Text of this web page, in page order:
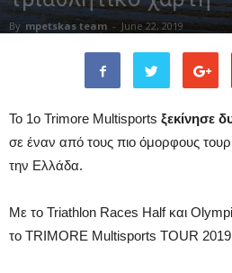
By mpetskas team - June 22, 2019
Το 1ο Trimore Multisports ξεκίνησε
σε έναν από τους πιο όμορφους
την Ελλάδα.
Με το Triathlon Races Half και
το TRIMORE Multisports TOUR